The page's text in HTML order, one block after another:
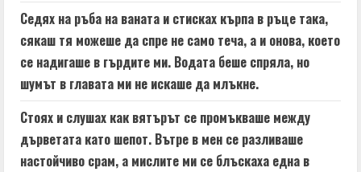
Седях на ръба на ваната и стисках кърпа в ръце така,
сякаш тя можеше да спре не само теча, а и онова, което
се надигаше в гърдите ми. Водата беше спряла, но
шумът в главата ми не искаше да млъкне.
Стоях и слушах как вятърът се промъкваше между
дърветата като шепот. Вътре в мен се разливаше
настойчиво срам, а мислите ми се блъскаха една в